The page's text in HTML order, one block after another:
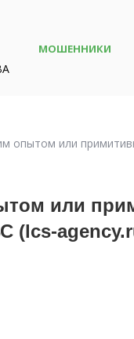
МОШЕННИКИ
опытом или
или
(lcs-